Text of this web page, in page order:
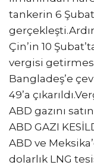
tankerin 6
Çin’in 10
vergisi
Bangladeş’e
49’a
ABD gazını
ABD GAZI
ABD ve
dolarlık LNG